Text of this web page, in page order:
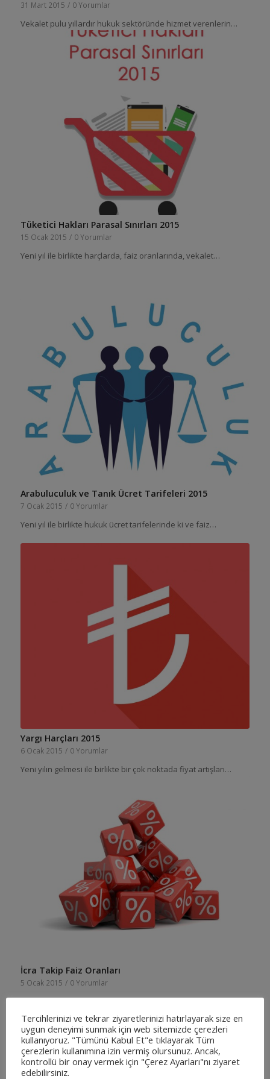
31 Mart 2015 / 0 Yorumlar
Vekalet pulu yıllardır hukuk sektöründe hizmet verenlerin…
Tüketici Hakları Parasal Sınırları 2015
15 Ocak 2015 / 0 Yorumlar
Yeni yıl ile birlikte harçlarda, faiz oranlarında, vekalet…
Arabuluculuk ve Tanık Ücret Tarifeleri 2015
7 Ocak 2015 / 0 Yorumlar
Yeni yıl ile birlikte hukuk ücret tarifelerinde ki ve faiz…
Yargı Harçları 2015
6 Ocak 2015 / 0 Yorumlar
Yeni yılın gelmesi ile birlikte bir çok noktada fiyat artışları…
İcra Takip Faiz Oranları
5 Ocak 2015 / 0 Yorumlar
Tercihlerinizi ve tekrar ziyaretlerinizi hatırlayarak size en
uygun deneyimi sunmak için web sitemizde çerezleri
kullanıyoruz. "Tümünü Kabul Et"e tıklayarak Tüm
çerezlerin kullanımına izin vermiş olursunuz. Ancak,
kontrollü bir onay vermek için "Çerez Ayarları"nı ziyaret
edebilirsiniz.